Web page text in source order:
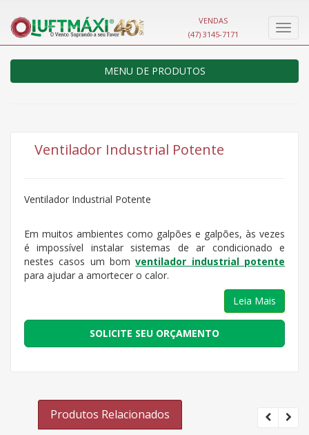
VENDAS
(47) 3145-7171
MENU DE PRODUTOS
Ventilador Industrial Potente
Ventilador Industrial Potente
Em muitos ambientes como galpões e galpões, às vezes
é impossível instalar sistemas de ar condicionado e
nestes casos um bomventilador industrial potente
para ajudar a amortecer o calor.
Leia Mais
SOLICITE SEU ORÇAMENTO
Produtos Relacionados